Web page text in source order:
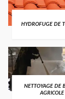
HYDROFUGE DE
NETTOYAGE DE